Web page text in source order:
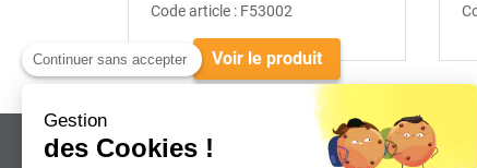
Code article : F53002
Voir le produit
Continuer sans accepter
Gestion
des Cookies !